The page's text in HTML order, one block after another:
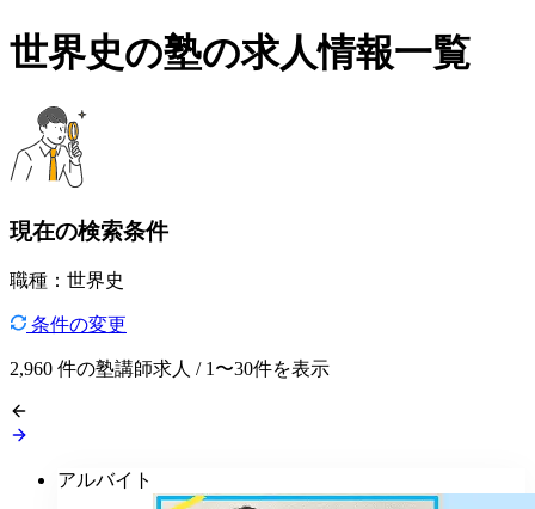
世界史の塾の求人情報一覧
現在の検索条件
職種：世界史
条件の変更
2,960 件の塾講師求人 / 1〜30件を表示
アルバイト